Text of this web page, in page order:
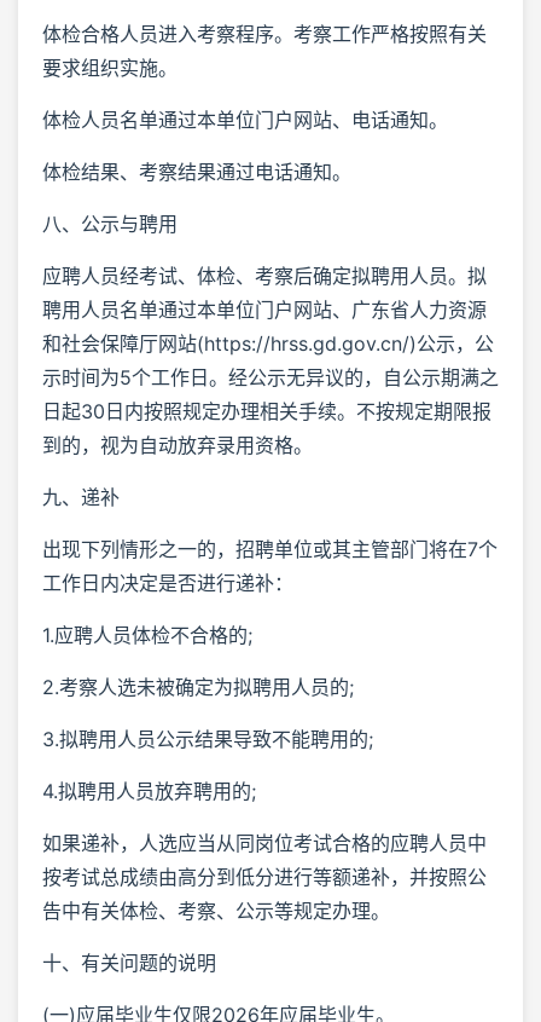
体检合格人员进入考察程序。考察工作严格按照有关
要求组织实施。
体检人员名单通过本单位门户网站、电话通知。
体检结果、考察结果通过电话通知。
八、公示与聘用
应聘人员经考试、体检、考察后确定拟聘用人员。拟
聘用人员名单通过本单位门户网站、广东省人力资源
和社会保障厅网站(https://hrss.gd.gov.cn/)公示，公
示时间为5个工作日。经公示无异议的，自公示期满之
日起30日内按照规定办理相关手续。不按规定期限报
到的，视为自动放弃录用资格。
九、递补
出现下列情形之一的，招聘单位或其主管部门将在7个
工作日内决定是否进行递补：
1.应聘人员体检不合格的;
2.考察人选未被确定为拟聘用人员的;
3.拟聘用人员公示结果导致不能聘用的;
4.拟聘用人员放弃聘用的;
如果递补，人选应当从同岗位考试合格的应聘人员中
按考试总成绩由高分到低分进行等额递补，并按照公
告中有关体检、考察、公示等规定办理。
十、有关问题的说明
(一)应届毕业生仅限2026年应届毕业生。